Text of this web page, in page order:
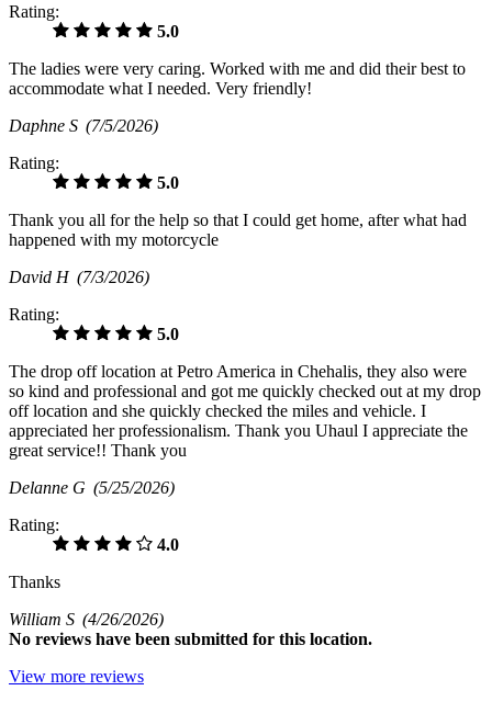
Rating:
5.0
The ladies were very caring. Worked with me and did their best to
accommodate what I needed. Very friendly!
Daphne S (7/5/2026)
Rating:
5.0
Thank you all for the help so that I could get home, after what had
happened with my motorcycle
David H (7/3/2026)
Rating:
5.0
The drop off location at Petro America in Chehalis, they also were
so kind and professional and got me quickly checked out at my drop
off location and she quickly checked the miles and vehicle. I
appreciated her professionalism. Thank you Uhaul I appreciate the
great service!! Thank you
Delanne G (5/25/2026)
Rating:
4.0
Thanks
William S (4/26/2026)
No reviews have been submitted for this location.
View more reviews